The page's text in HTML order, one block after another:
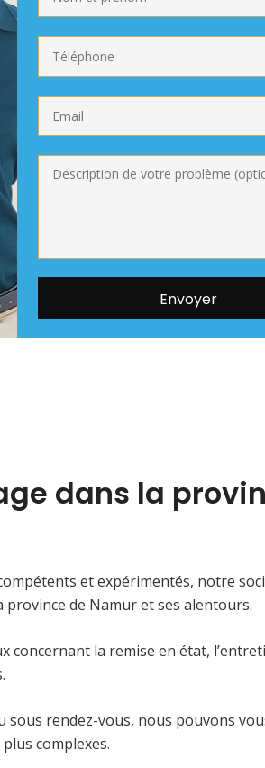
dans la
et expérimentés, notre
de Namur et ses alentours.
concernant la remise en état,
rendez-vous, nous pouvons
complexes.